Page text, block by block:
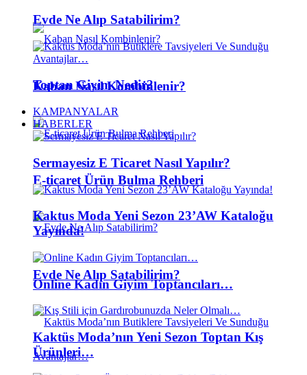
Kaban Nasıl Kombinlenir?
E-ticaret Ürün Bulma Rehberi
Evde Ne Alıp Satabilirim?
Evde Ne Alıp Satabilirim?
Toptan Giyim Nedir?
KAMPANYALAR
HABERLER
Sermayesiz E Ticaret Nasıl Yapılır?
Kaktus Moda Yeni Sezon 23’AW Kataloğu
Yayında!
Online Kadın Giyim Toptancıları…
Kaktüs Moda’nın Yeni Sezon Toptan Kış
Ürünleri…